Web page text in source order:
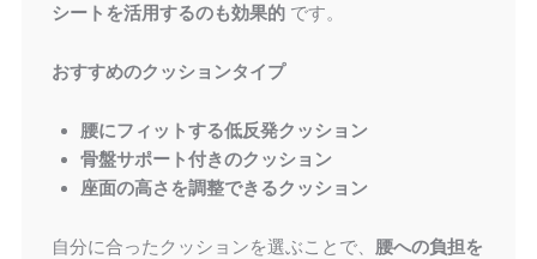
シートを活用するのも効果的です。
おすすめのクッションタイプ
腰にフィットする低反発クッション
骨盤サポート付きのクッション
座面の高さを調整できるクッション
自分に合ったクッションを選ぶことで、 腰への負担を